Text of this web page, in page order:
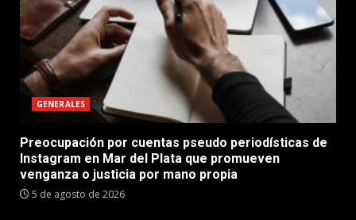
GENERALES
Preocupación por cuentas pseudo periodísticas de
Instagram en Mar del Plata que promueven
venganza o justicia por mano propia
5 de agosto de 2026